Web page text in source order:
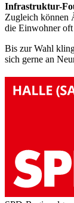
Infrastruktur-
Zugleich können
die Einwohner
Bis zur Wahl
sich gerne an